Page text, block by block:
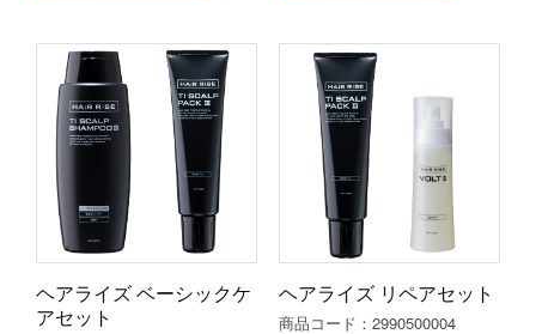
ヘアライズ ベーシックケ
アセット
ヘアライズ リペアセット
商品コード：2990500004